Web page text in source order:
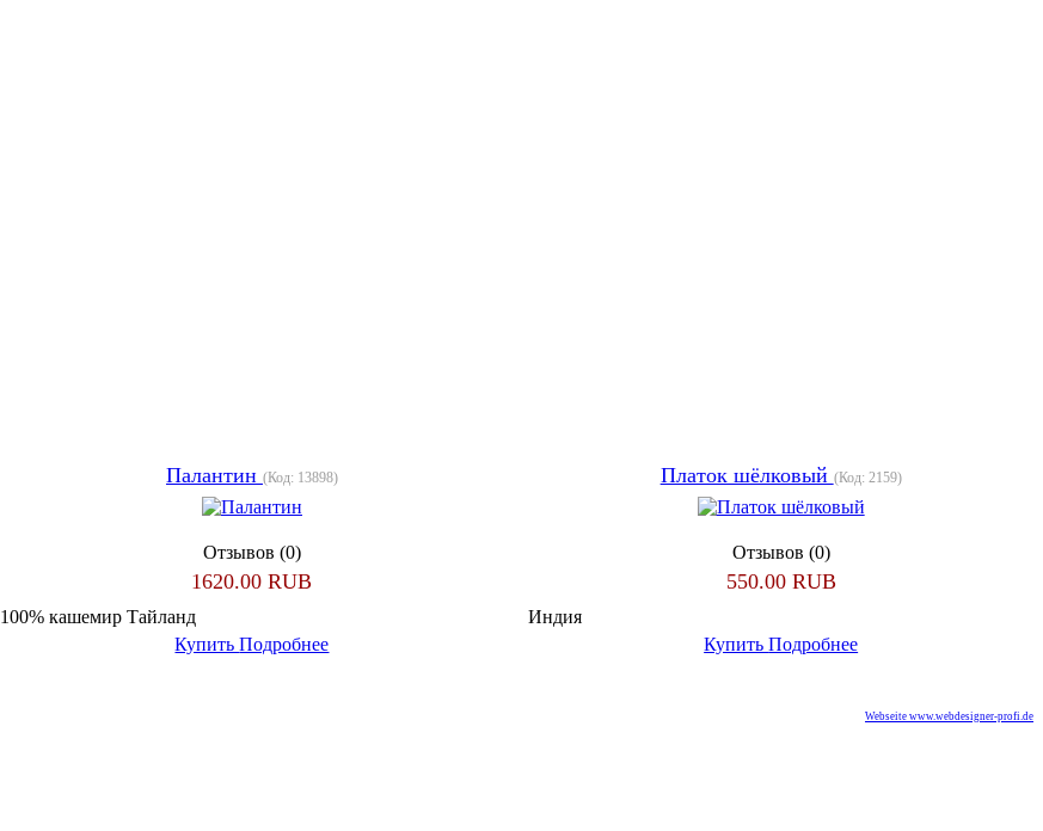
Палантин (Код: 13898)
Отзывов (0)
1620.00 RUB
100% кашемир Тайланд
КупитьПодробнее
Платок шёлковый (Код: 2159)
Отзывов (0)
550.00 RUB
Индия
КупитьПодробнее
Webseite www.webdesigner-profi.de